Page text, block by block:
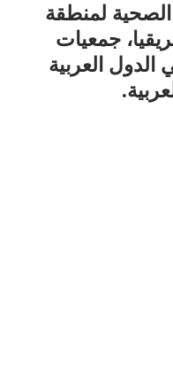
الصحية لمنطقة
جمعيات
الدول العربية